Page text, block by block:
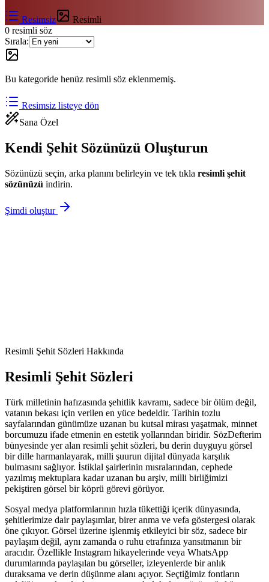
Resimsiz
Resimli
0 resimli söz
Sırala:
Bu kategoride henüz resimli söz eklenmemiş.
Resimsiz listeye dön
Sana Özel
Kendi Şehit Sözünüzü Oluşturun
Sözünüzü seçin, arka planını belirleyin ve tek tıkla resimli şehit
sözünüzü indirin.
Şimdi oluştur
Resimli Şehit Sözleri Hakkında
Resimli Şehit Sözleri
Türk milletinin hafızasında şehitlik kavramı, sadece bir ölüm değil,
vatanın bekası için verilen en yüce bedeldir. Tarihin tozlu
sayfalarından günümüze uzanan bu kutsal mirası yaşatmak, minnet
borcumuzu ifade etmenin en estetik yollarından biridir. SözDefterim
bünyesinde yer alan resimli şehit sözleri, bu derin duyguyu görsel
bir dille harmanlayarak, milli şuurun dijital dünyada karşılık
bulmasını sağlıyor. İstiklal şairlerinin mısralarından, cephede
yazılmış mektuplara kadar uzanan bu arşiv, milli birliğimizi
pekiştiren görsel bir köprü görevi görüyor.
Sosyal medya platformlarının hızla tükettiği içerik dünyasında,
şehitlerimize dair paylaşımlar, birer anma ve vefa göstergesi olarak
öne çıkıyor. Görsel üzerine işlenmiş etkileyici bir söz, sadece bir
paylaşım değil, aynı zamanda o ruhu etrafınıza yansıtmanın bir
aracıdır. Özellikle Instagram hikayelerinde veya WhatsApp
durumlarında paylaşılan bu görseller, izleyenlerde bir anlık
duraksama ve derin düşünme alanı açıyor. Seçtiğimiz fontların